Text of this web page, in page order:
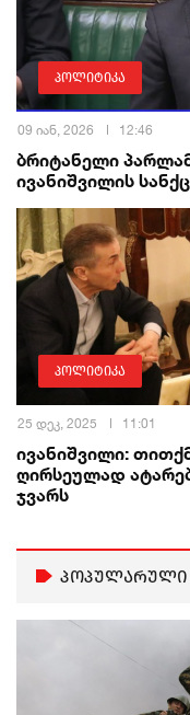
პოლიტიკა
09 იან, 2026 12:46
ბრიტანელი
ივანიშვილის
პოლიტიკა
25 დეკ, 2025 11:01
ივანიშვილი:
ღირსეულად
ჯვარს
პოპულარული